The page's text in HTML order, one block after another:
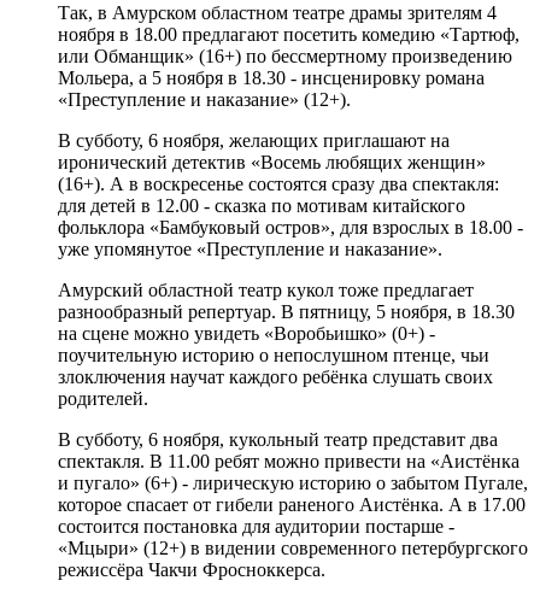
Так, в Амурском областном театре драмы зрителям 4
ноября в 18.00 предлагают посетить комедию «Тартюф,
или Обманщик» (16+) по бессмертному произведению
Мольера, а 5 ноября в 18.30 - инсценировку романа
«Преступление и наказание» (12+).
В субботу, 6 ноября, желающих приглашают на
иронический детектив «Восемь любящих женщин»
(16+). А в воскресенье состоятся сразу два спектакля:
для детей в 12.00 - сказка по мотивам китайского
фольклора «Бамбуковый остров», для взрослых в 18.00 -
уже упомянутое «Преступление и наказание».
Амурский областной театр кукол тоже предлагает
разнообразный репертуар. В пятницу, 5 ноября, в 18.30
на сцене можно увидеть «Воробьишко» (0+) -
поучительную историю о непослушном птенце, чьи
злоключения научат каждого ребёнка слушать своих
родителей.
В субботу, 6 ноября, кукольный театр представит два
спектакля. В 11.00 ребят можно привести на «Аистёнка
и пугало» (6+) - лирическую историю о забытом Пугале,
которое спасает от гибели раненого Аистёнка. А в 17.00
состоится постановка для аудитории постарше -
«Мцыри» (12+) в видении современного петербургского
режиссёра Чакчи Фросноккерса.